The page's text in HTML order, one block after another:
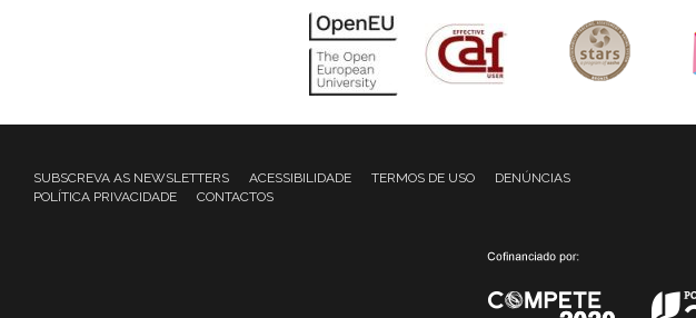
SUBSCREVA AS NEWSLETTERS ACESSIBILIDADE TERMOS DE USO
DENÚNCIAS
POLÍTICA PRIVACIDADE
CONTACTOS